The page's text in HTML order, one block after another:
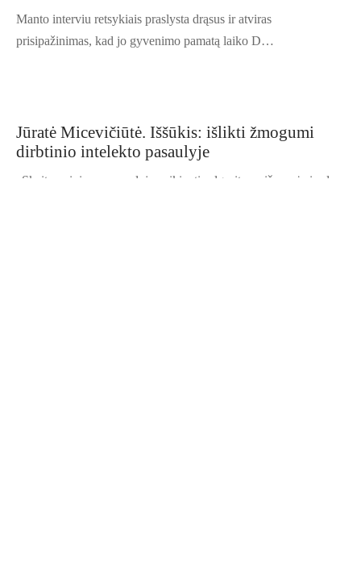
Manto interviu retsykiais praslysta drąsus ir atviras
prisipažinimas, kad jo gyvenimo pamatą laiko D…
Jūratė Micevičiūtė. Iššūkis: išlikti žmogumi
dirbtinio intelekto pasaulyje
„Skaitmeniniame pasaulyje veikiantis algoritmas iš esmės įrodo,